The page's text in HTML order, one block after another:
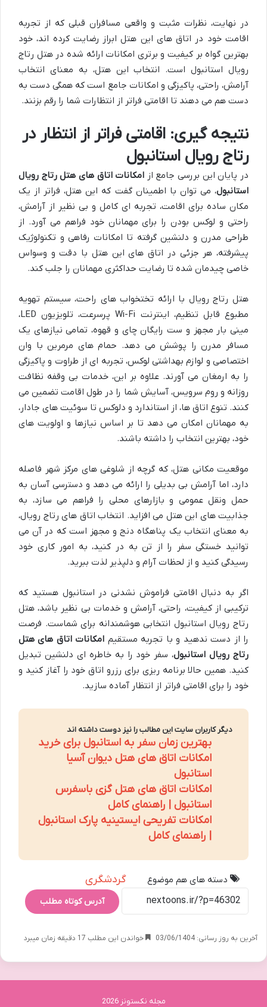
در نهایت، نظرات مثبت و واقعی مسافران قبلی که از تجربه
اقامت خود در اتاق های این هتل ابراز رضایت کرده اند، خود
بهترین گواه بر کیفیت و برتری امکانات ارائه شده در هتل رتاج
رویال استانبول است. انتخاب این هتل، به معنای انتخاب
آرامش، راحتی، پاکیزگی و امکانات جامع است که همگی دست به
دست هم می دهند تا اقامتی فراتر از انتظارات شما را رقم بزنند.
نتیجه گیری: اقامتی فراتر از انتظار در
رتاج رویال استانبول
در پایان این بررسی جامع از امکانات اتاق های هتل رتاج رویال
استانبول، می توان با اطمینان گفت که این هتل، فراتر از یک
مکان ساده برای اقامت، تجربه ای کامل و بی نظیر از آرامش،
راحتی و لوکس بودن را برای مهمانان خود فراهم می آورد. از
طراحی مدرن و دلنشین گرفته تا امکانات رفاهی و تکنولوژیک
پیشرفته، هر جزئی در اتاق های این هتل با دقت و وسواس
خاصی چیدمان شده تا رضایت حداکثری مهمانان را جلب کند.
هتل رتاج رویال با ارائه تختخواب های راحت، سیستم تهویه
مطبوع قابل تنظیم، اینترنت Wi-Fi پرسرعت، تلویزیون LED،
مینی بار مجهز و ست رایگان چای و قهوه، تمامی نیازهای یک
مسافر مدرن را پوشش می دهد. حمام های مرمرین با وان
اختصاصی و لوازم بهداشتی لوکس، تجربه ای از طراوت و پاکیزگی
را به ارمغان می آورند. علاوه بر این، خدمات بی وقفه نظافت
روزانه و روم سرویس، آسایش شما را در طول اقامت تضمین می
کنند. تنوع اتاق ها، از استاندارد و دلوکس تا سوئیت های جادار،
به مهمانان امکان می دهد تا بر اساس نیازها و اولویت های
خود، بهترین انتخاب را داشته باشند.
موقعیت مکانی هتل، که گرچه از شلوغی های مرکز شهر فاصله
دارد، اما آرامش بی بدیلی را ارائه می دهد و دسترسی آسان به
حمل ونقل عمومی و بازارهای محلی را فراهم می سازد، به
جذابیت های این هتل می افزاید. انتخاب اتاق های رتاج رویال،
به معنای انتخاب یک پناهگاه دنج و مجهز است که در آن می
توانید خستگی سفر را از تن به در کنید، به امور کاری خود
رسیدگی کنید و از لحظات آرام و دلپذیر لذت ببرید.
اگر به دنبال اقامتی فراموش نشدنی در استانبول هستید که
ترکیبی از کیفیت، راحتی، آرامش و خدمات بی نظیر باشد، هتل
رتاج رویال استانبول انتخابی هوشمندانه برای شماست. فرصت
را از دست ندهید و با تجربه مستقیم امکانات اتاق های هتل
رتاج رویال استانبول، سفر خود را به خاطره ای دلنشین تبدیل
کنید. همین حالا برنامه ریزی برای رزرو اتاق خود را آغاز کنید و
خود را برای اقامتی فراتر از انتظار آماده سازید.
دیگر کاربران سایت این مطالب را نیز دوست داشته اند
بهترین زمان سفر به استانبول برای خرید
امکانات اتاق های هتل دیوان آسیا
استانبول
امکانات اتاق های هتل گزی باسفرس
استانبول | راهنمای کامل
امکانات تفریحی ایستینیه پارک استانبول
| راهنمای کامل
دسته های هم موضوع گردشگری
آدرس کوتاه مطلب
آخرین به روز رسانی: 03/06/1404 خواندن این مطلب 17 دقیقه زمان میبرد
مجله نکستونز 2026